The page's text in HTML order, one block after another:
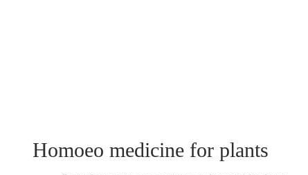
Homoeo medicine for plants